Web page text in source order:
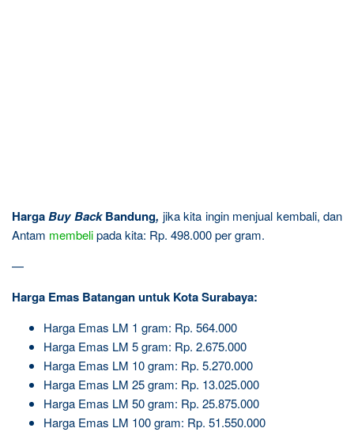
HargaBuy BackBandung, jika kita ingin menjual kembali, dan
Antam membelipada kita: Rp. 498.000 per gram.
—
Harga Emas Batangan untuk Kota Surabaya:
Harga Emas LM 1 gram: Rp. 564.000
Harga Emas LM 5 gram: Rp. 2.675.000
Harga Emas LM 10 gram: Rp. 5.270.000
Harga Emas LM 25 gram: Rp. 13.025.000
Harga Emas LM 50 gram: Rp. 25.875.000
Harga Emas LM 100 gram: Rp. 51.550.000